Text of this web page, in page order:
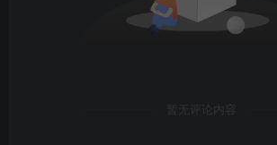
暂无评论内容